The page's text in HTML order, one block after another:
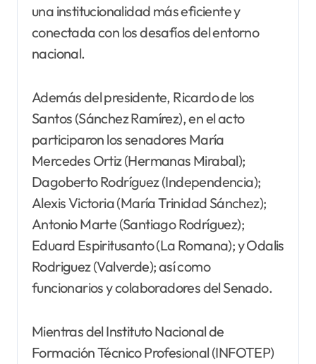
una institucionalidad más eficiente y
conectada con los desafíos del entorno
nacional.
Además del presidente, Ricardo de los
Santos (Sánchez Ramírez), en el acto
participaron los senadores María
Mercedes Ortiz (Hermanas Mirabal);
Dagoberto Rodríguez (Independencia);
Alexis Victoria (María Trinidad Sánchez);
Antonio Marte (Santiago Rodríguez);
Eduard Espiritusanto (La Romana); y Odalis
Rodriguez (Valverde); así como
funcionarios y colaboradores del Senado.
Mientras del Instituto Nacional de
Formación Técnico Profesional (INFOTEP)